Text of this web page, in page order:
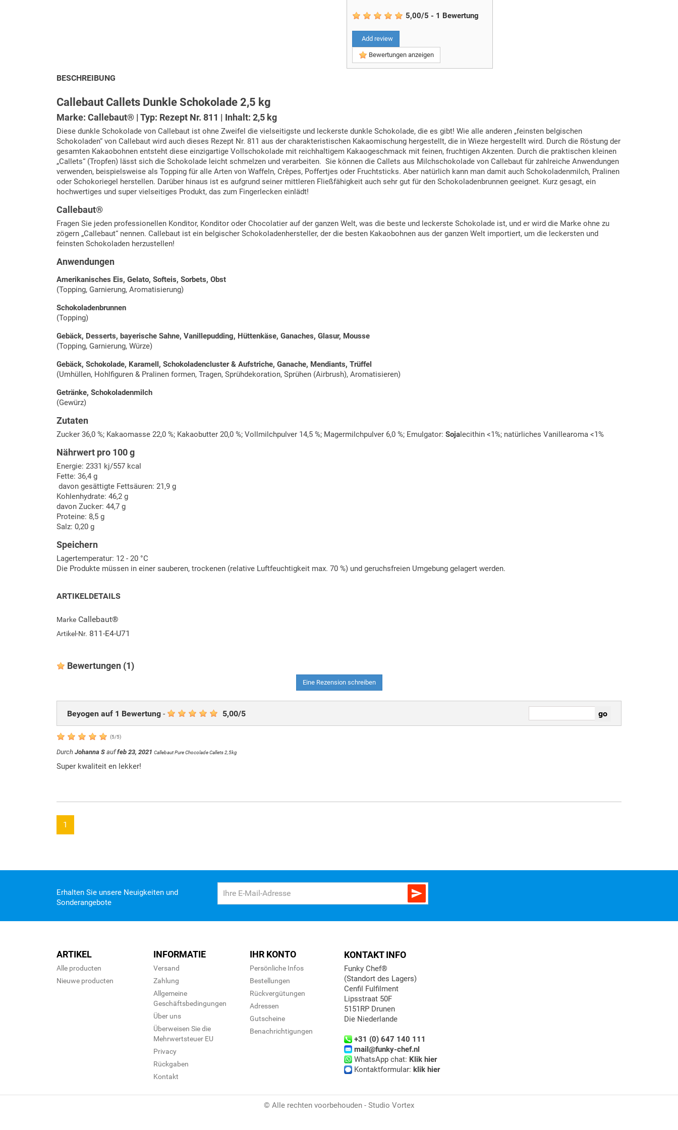
5,00/5 - 1 Bewertung
Add review
Bewertungen anzeigen
BESCHREIBUNG
Callebaut Callets Dunkle Schokolade 2,5 kg
Marke: Callebaut® | Typ: Rezept Nr. 811 | Inhalt: 2,5 kg
Diese dunkle Schokolade von Callebaut ist ohne Zweifel die vielseitigste und leckerste dunkle Schokolade, die es gibt! Wie alle anderen „feinsten belgischen
Schokoladen“ von Callebaut wird auch dieses Rezept Nr. 811 aus der charakteristischen Kakaomischung hergestellt, die in Wieze hergestellt wird. Durch die Röstung der
gesamten Kakaobohnen entsteht diese einzigartige Vollschokolade mit reichhaltigem Kakaogeschmack mit feinen, fruchtigen Akzenten. Durch die praktischen kleinen
„Callets“ (Tropfen) lässt sich die Schokolade leicht schmelzen und verarbeiten. Sie können die Callets aus Milchschokolade von Callebaut für zahlreiche Anwendungen
verwenden, beispielsweise als Topping für alle Arten von Waffeln, Crêpes, Poffertjes oder Fruchtsticks. Aber natürlich kann man damit auch Schokoladenmilch, Pralinen
oder Schokoriegel herstellen. Darüber hinaus ist es aufgrund seiner mittleren Fließfähigkeit auch sehr gut für den Schokoladenbrunnen geeignet. Kurz gesagt, ein
hochwertiges und super vielseitiges Produkt, das zum Fingerlecken einlädt!
Callebaut®
Fragen Sie jeden professionellen Konditor, Konditor oder Chocolatier auf der ganzen Welt, was die beste und leckerste Schokolade ist, und er wird die Marke ohne zu
zögern „Callebaut“ nennen. Callebaut ist ein belgischer Schokoladenhersteller, der die besten Kakaobohnen aus der ganzen Welt importiert, um die leckersten und
feinsten Schokoladen herzustellen!
Anwendungen
Amerikanisches Eis, Gelato, Softeis, Sorbets, Obst
(Topping, Garnierung, Aromatisierung)
Schokoladenbrunnen
(Topping)
Gebäck, Desserts, bayerische Sahne, Vanillepudding, Hüttenkäse, Ganaches, Glasur, Mousse
(Topping, Garnierung, Würze)
Gebäck, Schokolade, Karamell, Schokoladencluster & Aufstriche, Ganache, Mendiants, Trüffel
(Umhüllen, Hohlfiguren & Pralinen formen, Tragen, Sprühdekoration, Sprühen (Airbrush), Aromatisieren)
Getränke, Schokoladenmilch
(Gewürz)
Zutaten
Zucker 36,0 %; Kakaomasse 22,0 %; Kakaobutter 20,0 %; Vollmilchpulver 14,5 %; Magermilchpulver 6,0 %; Emulgator: Sojalecithin <1%; natürliches Vanillearoma <1%
Nährwert pro 100 g
Energie: 2331 kj/557 kcal
Fette: 36,4 g
davon gesättigte Fettsäuren: 21,9 g
Kohlenhydrate: 46,2 g
davon Zucker: 44,7 g
Proteine: 8,5 g
Salz: 0,20 g
Speichern
Lagertemperatur: 12 - 20 °C
Die Produkte müssen in einer sauberen, trockenen (relative Luftfeuchtigkeit max. 70 %) und geruchsfreien Umgebung gelagert werden.
ARTIKELDETAILS
Marke Callebaut®
Artikel-Nr. 811-E4-U71
Bewertungen (1)
Eine Rezension schreiben
Beyogen auf 1 Bewertung - 5,00/5
(5/5)
Durch Johanna S auffeb 23, 2021 Callebaut Pure Chocolade Callets 2,5kg
Super kwaliteit en lekker!
1
Erhalten Sie unsere Neuigkeiten und
Sonderangebote

ARTIKEL
Alle producten
Nieuwe producten
INFORMATIE
Versand
Zahlung
Allgemeine
Geschäftsbedingungen
Über uns
Überweisen Sie die
Mehrwertsteuer EU
Privacy
Rückgaben
Kontakt
IHR KONTO
Persönliche Infos
Bestellungen
Rückvergütungen
Adressen
Gutscheine
Benachrichtigungen
KONTAKT INFO
Funky Chef®
(Standort des Lagers)
Cenfil Fulfilment
Lipsstraat 50F
5151RP Drunen
Die Niederlande
+31 (0) 647 140 111
mail@funky-chef.nl
WhatsApp chat: Klik hier
Kontaktformular: klik hier
© Alle rechten voorbehouden - Studio Vortex